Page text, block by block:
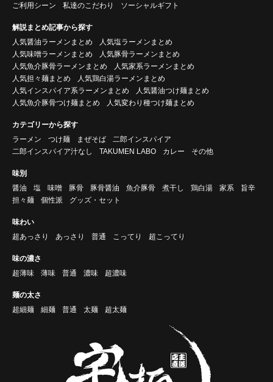
ご利用シーン
私達のこだわり ソーシャルギフト
解説まとめ記事から探す
人気醤油ラーメンまとめ
人気塩ラーメンまとめ
人気味噌ラーメンまとめ
人気豚骨ラーメンまとめ
人気魚介豚骨ラーメンまとめ
人気家系ラーメンまとめ
人気担々麺まとめ
人気鶏白湯ラーメンまとめ
人気インスパイア系ラーメンまとめ
人気醤油つけ麺まとめ
人気魚介豚骨つけ麺まとめ
人気変わり種つけ麺まとめ
カテゴリーから探す
ラーメン
つけ麺 まぜそば
二郎インスパイア
二郎インスパイア汁なし
TAKUMEN LABO カレー その他
味別
醤油
塩 味噌 豚骨 豚骨醤油 魚介豚骨 煮干し 鶏白湯 家系
旨辛
担々麺
個性派 グッズ・セット
味わい
超あっさり
あっさり 普通 こってり 超こってり
味の濃さ
超薄味
薄味 普通 濃味 超濃味
麺の太さ
超細麺
細麺 普通 太麺 超太麺